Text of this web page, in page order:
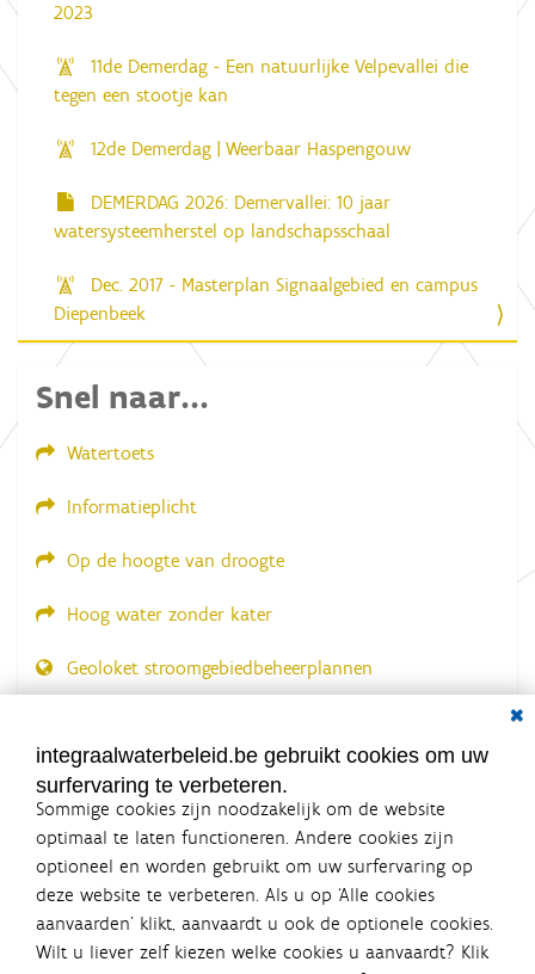
2023
11de Demerdag - Een natuurlijke Velpevallei die
tegen een stootje kan
12de Demerdag | Weerbaar Haspengouw
DEMERDAG 2026: Demervallei: 10 jaar
watersysteemherstel op landschapsschaal
Dec. 2017 - Masterplan Signaalgebied en campus
Diepenbeek
Snel naar...
Watertoets
Informatieplicht
Op de hoogte van droogte
Hoog water zonder kater
Geoloket stroomgebiedbeheerplannen
LOGIN VEREIST
integraalwaterbeleid.be gebruikt cookies om uw
surfervaring te verbeteren.
Sommige cookies zijn noodzakelijk om de website
optimaal te laten functioneren. Andere cookies zijn
optioneel en worden gebruikt om uw surfervaring op
deze website te verbeteren. Als u op ‘Alle cookies
aanvaarden’ klikt, aanvaardt u ook de optionele cookies.
Wilt u liever zelf kiezen welke cookies u aanvaardt? Klik
Integraalwaterbeleid.be is een
officiële website van de Vlaamse
overheid
uitgegeven door Coördinatiecommissie Integraal